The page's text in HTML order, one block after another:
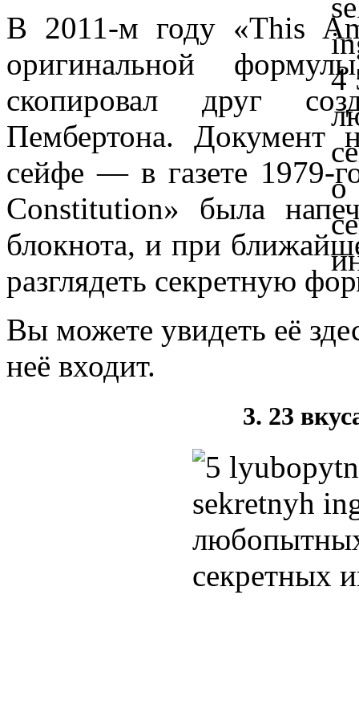
В 2011-м году «This
оригинальной
скопировал друг
Пембертона. Документ
сейфе — в газете 1979-
Constitution» была
блокнота, и при
разглядеть секретную
Вы можете увидеть её
неё входит.
3. 23